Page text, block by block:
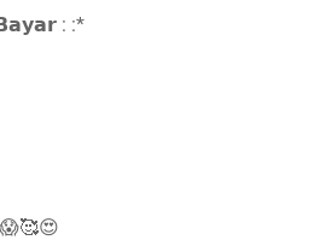
:⁣⁣⁣ :*